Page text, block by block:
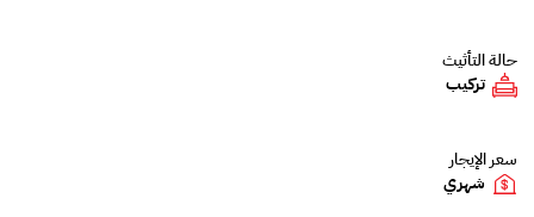
حالة التأثيث
تركيب
سعر الإيجار
شهري